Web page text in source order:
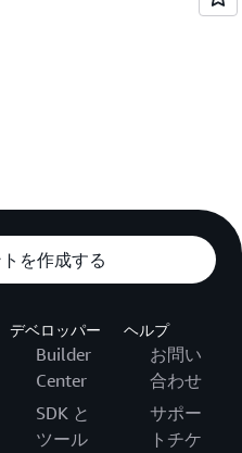
を作成する
デベロッパー
Builder
Center
SDK と
ツール
ヘルプ
お問い
合わせ
サポー
トチケ